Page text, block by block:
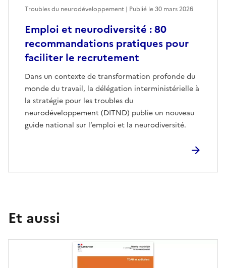
Emploi et neurodiversité : 80
recommandations pratiques pour
faciliter le recrutement
Dans un contexte de transformation profonde du
monde du travail, la délégation interministérielle à
la stratégie pour les troubles du
neurodéveloppement (DITND) publie un nouveau
guide national sur l’emploi et la neurodiversité.
Troubles du neurodéveloppement | Publié le30 mars 2026
Et aussi